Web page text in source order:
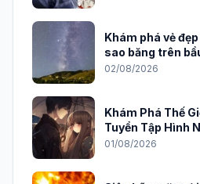
Khám phá vẻ
sao băng trên
02/08/2026
Khám Phá Thế
Tuyển Tập Hình
2026
01/08/2026